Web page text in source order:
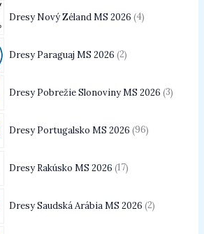
Dresy Nový Zéland MS 2026 4
Dresy Paraguaj MS 2026 2
Dresy Pobrežie Slonoviny MS 2026 3
Dresy Portugalsko MS 2026 96
Dresy Rakúsko MS 2026 17
Dresy Saudská Arábia MS 2026 2